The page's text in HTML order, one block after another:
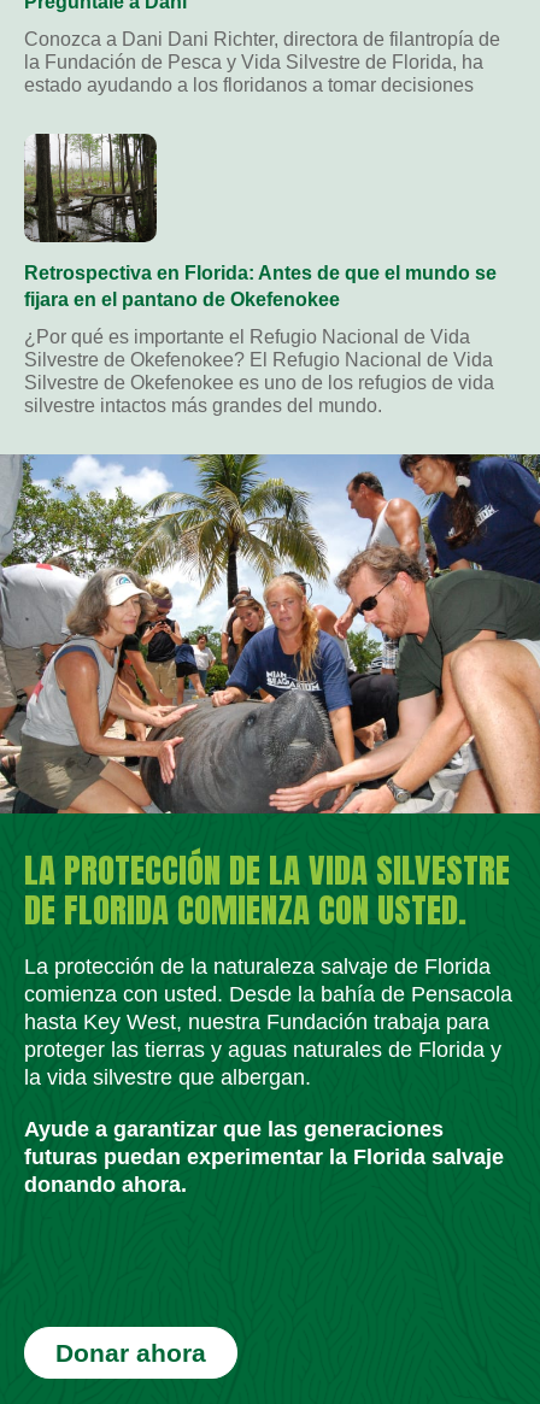
Conozca a Dani Dani Richter, directora de filantropía de
la Fundación de Pesca y Vida Silvestre de Florida, ha
estado ayudando a los floridanos a tomar decisiones
Retrospectiva en Florida: Antes de que el mundo se
fijara en el pantano de Okefenokee
¿Por qué es importante el Refugio Nacional de Vida
Silvestre de Okefenokee? El Refugio Nacional de Vida
Silvestre de Okefenokee es uno de los refugios de vida
silvestre intactos más grandes del mundo.
LA PROTECCIÓN DE LA VIDA SILVESTRE
DE FLORIDA COMIENZA CON USTED.
La protección de la naturaleza salvaje de Florida
comienza con usted. Desde la bahía de Pensacola
hasta Key West, nuestra Fundación trabaja para
proteger las tierras y aguas naturales de Florida y
la vida silvestre que albergan.
Ayude a garantizar que las generaciones
futuras puedan experimentar la Florida salvaje
donando ahora.
Donar ahora